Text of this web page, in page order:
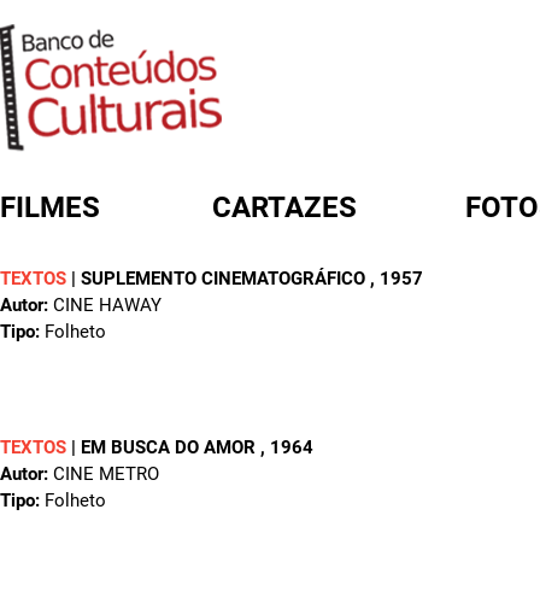
FILMES CARTAZES
TEXTOS | SUPLEMENTO CINEMATOGRÁFICO , 1957
Autor: CINE HAWAY
Tipo: Folheto
TEXTOS | EM BUSCA DO AMOR , 1964
Autor: CINE METRO
Tipo: Folheto
FORMULÁRIO DE BUSCA